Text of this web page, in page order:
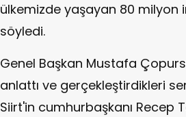
ülkemizde yaşayan 80
söyledi.
Genel Başkan Mustafa
anlattı ve gerçekleştirdikleri
Siirt'in cumhurbaşkanı Recep